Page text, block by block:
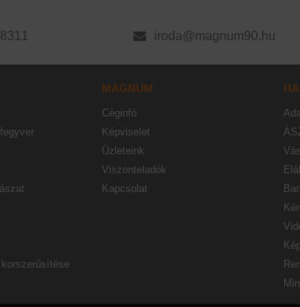
iroda@magnum90.hu
MAGNUM
Céginfó
Képviselet
Üzleteink
Viszonteladók
Kapcsolat